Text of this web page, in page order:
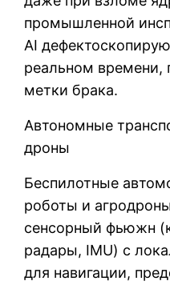
промышленной
AI
реальном времени,
метки брака.
Автономные
дроны
Беспилотные
роботы и
сенсорный фьюжн
радары, IMU) с
для навигации,